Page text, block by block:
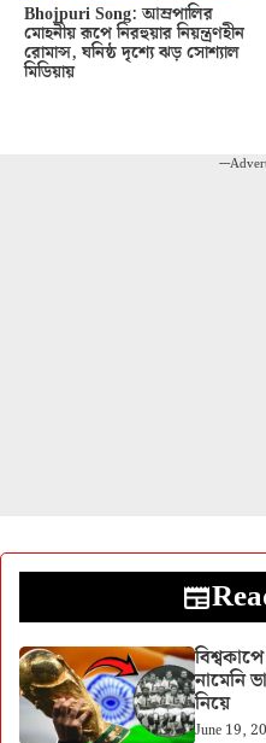
Bhojpuri Song: আম্রপালির
মোহনীয় রূপে নিরহুয়ার নিয়ন্ত্রণহীন
রোমান্স, ঘনিষ্ঠ দৃশ্যে ঝড় সোশ্যাল
মিডিয়ায়
---
নামেনি
নিয়ে
June 19,